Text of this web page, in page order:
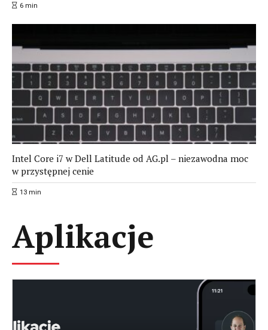
6 min
Intel Core i7 w Dell Latitude od AG.pl – niezawodna moc
w przystępnej cenie
13 min
Aplikacje